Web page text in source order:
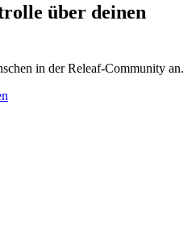
über deinen
in der Releaf-Community an.